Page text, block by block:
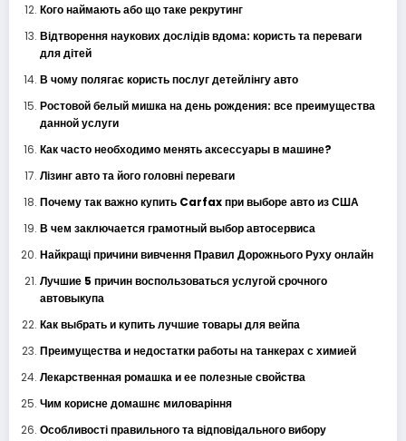
Кого наймають або що таке рекрутинг
Відтворення наукових дослідів вдома: користь та переваги
для дітей
В чому полягає користь послуг детейлінгу авто
Ростовой белый мишка на день рождения: все преимущества
данной услуги
Как часто необходимо менять аксессуары в машине?
Лізинг авто та його головні переваги
Почему так важно купить Carfax при выборе авто из США
В чем заключается грамотный выбор автосервиса
Найкращі причини вивчення Правил Дорожнього Руху онлайн
Лучшие 5 причин воспользоваться услугой срочного
автовыкупа
Как выбрать и купить лучшие товары для вейпа
Преимущества и недостатки работы на танкерах с химией
Лекарственная ромашка и ее полезные свойства
Чим корисне домашнє миловаріння
Особливості правильного та відповідального вибору